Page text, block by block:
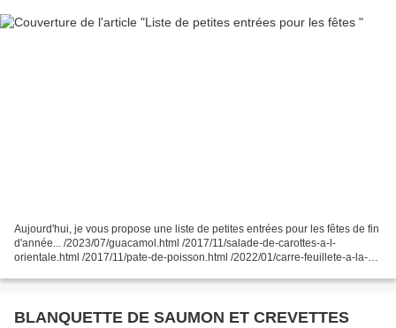
Aujourd'hui, je vous propose une liste de petites entrées pour les fêtes de fin
d'année... /2023/07/guacamol.html /2017/11/salade-de-carottes-a-l-
orientale.html /2017/11/pate-de-poisson.html /2022/01/carre-feuillete-a-la-
BLANQUETTE DE SAUMON ET CREVETTES